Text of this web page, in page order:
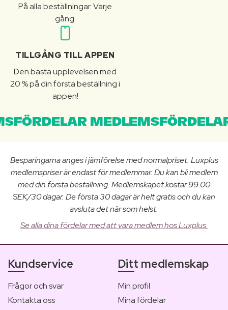
På alla beställningar. Varje
gång.
TILLGÅNG TILL APPEN
Den bästa upplevelsen med
20 % på din första beställning i
appen!
Besparingarna anges i jämförelse med normalpriset. Luxplus
medlemspriser är endast för medlemmar. Du kan bli medlem
med din första beställning. Medlemskapet kostar 99.00
SEK/30 dagar. De första 30 dagar är helt gratis och du kan
avsluta det när som helst.
Se alla dina fördelar med att vara medlem hos Luxplus.
Kundservice
Frågor och svar
Kontakta oss
Ditt medlemskap
Min profil
Mina fördelar